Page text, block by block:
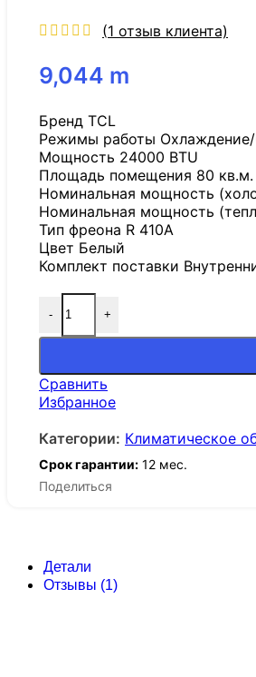
(1 отзыв клиента)
9,044 m
Бренд TCL
Режимы работы Охлаждение/
Мощность 24000 BTU
Площадь помещения 80 кв.м.
Номинальная мощность
Номинальная мощность
Тип фреона R 410A
Цвет Белый
Комплект поставки
- +
Сравнить
Избранное
Категории: Климатическое
Срок гарантии: 12 мес.
Поделиться
Детали
Отзывы (1)